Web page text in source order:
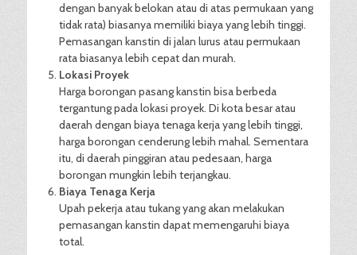
dengan banyak belokan atau di atas permukaan yang
tidak rata) biasanya memiliki biaya yang lebih tinggi.
Pemasangan kanstin di jalan lurus atau permukaan
rata biasanya lebih cepat dan murah.
Lokasi Proyek
Harga borongan pasang kanstin bisa berbeda
tergantung pada lokasi proyek. Di kota besar atau
daerah dengan biaya tenaga kerja yang lebih tinggi,
harga borongan cenderung lebih mahal. Sementara
itu, di daerah pinggiran atau pedesaan, harga
borongan mungkin lebih terjangkau.
Biaya Tenaga Kerja
Upah pekerja atau tukang yang akan melakukan
pemasangan kanstin dapat memengaruhi biaya
total.